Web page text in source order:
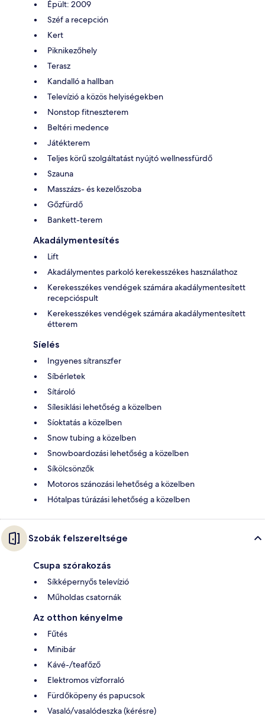
Épült: 2009
Széf a recepción
Kert
Piknikezőhely
Terasz
Kandalló a hallban
Televízió a közös helyiségekben
Nonstop fitneszterem
Beltéri medence
Játékterem
Teljes körű szolgáltatást nyújtó wellnessfürdő
Szauna
Masszázs- és kezelőszoba
Gőzfürdő
Bankett-terem
Akadálymentesítés
Lift
Akadálymentes parkoló kerekesszékes használathoz
Kerekesszékes vendégek számára akadálymentesített
recepcióspult
Kerekesszékes vendégek számára akadálymentesített
étterem
Síelés
Ingyenes sítranszfer
Síbérletek
Sítároló
Sílesiklási lehetőség a közelben
Síoktatás a közelben
Snow tubing a közelben
Snowboardozási lehetőség a közelben
Síkölcsönzők
Motoros szánozási lehetőség a közelben
Hótalpas túrázási lehetőség a közelben
Szobák felszereltsége
Csupa szórakozás
Síkképernyős televízió
Műholdas csatornák
Az otthon kényelme
Fűtés
Minibár
Kávé-/teafőző
Elektromos vízforraló
Fürdőköpeny és papucsok
Vasaló/vasalódeszka (kérésre)